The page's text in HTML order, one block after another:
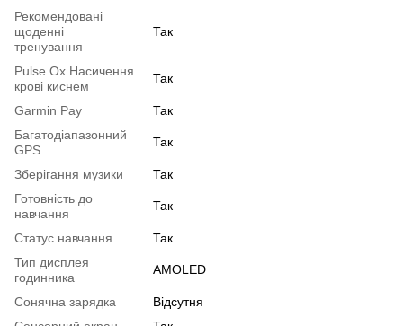
Рекомендовані
щоденні
тренування
Так
Pulse Ox Насичення
крові киснем
Так
Garmin Pay
Так
Багатодіапазонний
GPS
Так
Зберігання музики
Так
Готовність до
навчання
Так
Статус навчання
Так
Тип дисплея
годинника
AMOLED
Сонячна зарядка
Відсутня